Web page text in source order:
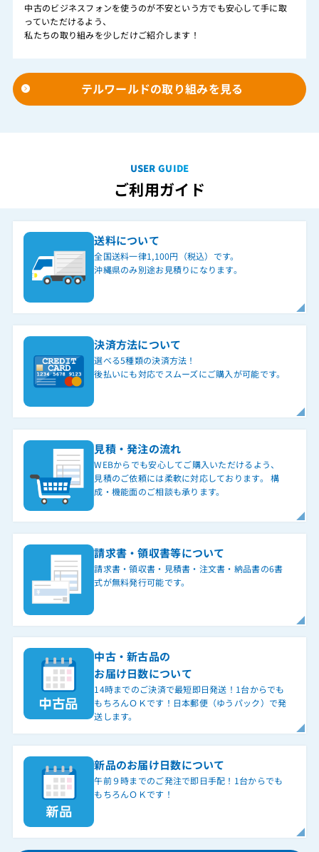
中古のビジネスフォンを使うのが不安という方でも安心して手に取
っていただけるよう、
私たちの取り組みを少しだけご紹介します！
テルワールドの取り組みを見る
USER GUIDE
ご利用ガイド
送料について
全国送料一律1,100円（税込）です。
沖縄県のみ別途お見積りになります。
決済方法について
選べる5種類の決済方法！
後払いにも対応でスムーズにご購入が可能です。
見積・発注の流れ
WEBからでも安心してご購入いただけるよう、
見積のご依頼には柔軟に対応しております。 構
成・機能面のご相談も承ります。
請求書・領収書等について
請求書・領収書・見積書・注文書・納品書の6書
式が無料発行可能です。
中古・新古品の
お届け日数について
14時までのご決済で最短即日発送！1台からでも
もちろんＯＫです！日本郵便（ゆうパック）で発
送します。
新品のお届け日数について
午前９時までのご発注で即日手配！1台からでも
もちろんＯＫです！